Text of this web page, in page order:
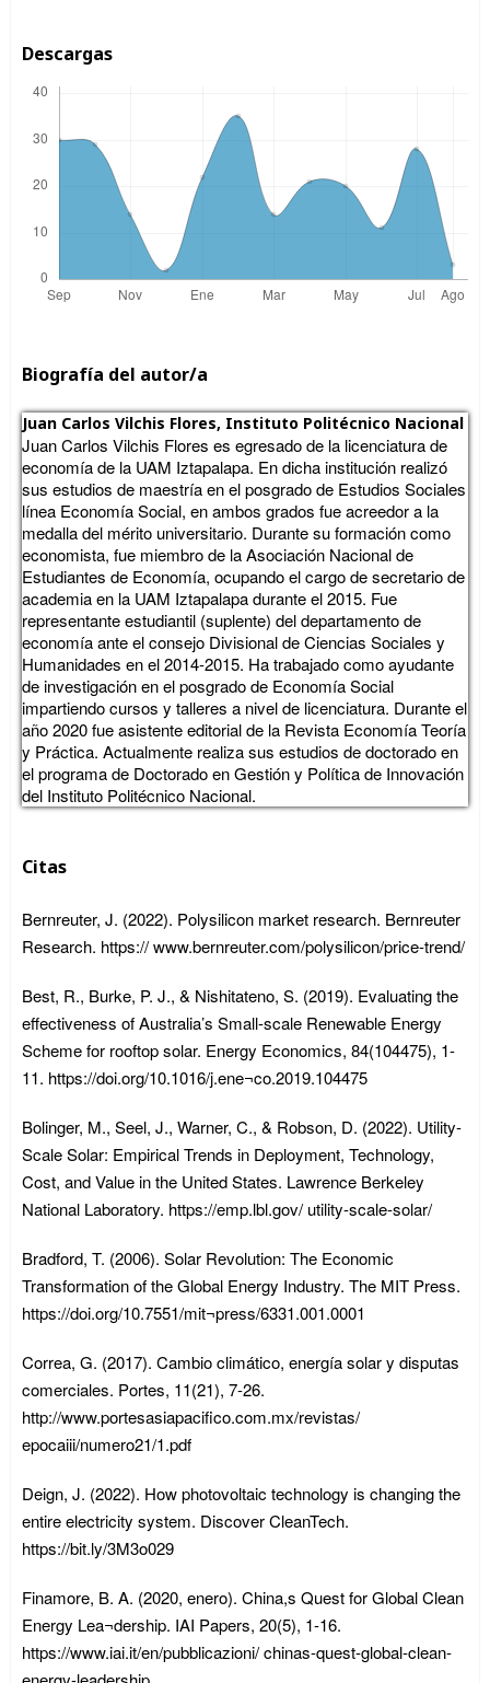
Descargas
Biografía del autor/a
Juan Carlos Vilchis Flores, Instituto Politécnico Nacional
Juan Carlos Vilchis Flores es egresado de la licenciatura de
economía de la UAM Iztapalapa. En dicha institución realizó
sus estudios de maestría en el posgrado de Estudios Sociales
línea Economía Social, en ambos grados fue acreedor a la
medalla del mérito universitario. Durante su formación como
economista, fue miembro de la Asociación Nacional de
Estudiantes de Economía, ocupando el cargo de secretario de
academia en la UAM Iztapalapa durante el 2015. Fue
representante estudiantil (suplente) del departamento de
economía ante el consejo Divisional de Ciencias Sociales y
Humanidades en el 2014-2015. Ha trabajado como ayudante
de investigación en el posgrado de Economía Social
impartiendo cursos y talleres a nivel de licenciatura. Durante el
año 2020 fue asistente editorial de la Revista Economía Teoría
y Práctica. Actualmente realiza sus estudios de doctorado en
el programa de Doctorado en Gestión y Política de Innovación
del Instituto Politécnico Nacional.
Citas
Bernreuter, J. (2022). Polysilicon market research. Bernreuter
Research. https:// www.bernreuter.com/polysilicon/price-trend/
Best, R., Burke, P. J., & Nishitateno, S. (2019). Evaluating the
effectiveness of Australia’s Small-scale Renewable Energy
Scheme for rooftop solar. Energy Economics, 84(104475), 1-
11. https://doi.org/10.1016/j.ene¬co.2019.104475
Bolinger, M., Seel, J., Warner, C., & Robson, D. (2022). Utility-
Scale Solar: Empirical Trends in Deployment, Technology,
Cost, and Value in the United States. Lawrence Berkeley
National Laboratory. https://emp.lbl.gov/ utility-scale-solar/
Bradford, T. (2006). Solar Revolution: The Economic
Transformation of the Global Energy Industry. The MIT Press.
https://doi.org/10.7551/mit¬press/6331.001.0001
Correa, G. (2017). Cambio climático, energía solar y disputas
comerciales. Portes, 11(21), 7-26.
http://www.portesasiapacifico.com.mx/revistas/
epocaiii/numero21/1.pdf
Deign, J. (2022). How photovoltaic technology is changing the
entire electricity system. Discover CleanTech.
https://bit.ly/3M3o029
Finamore, B. A. (2020, enero). China,s Quest for Global Clean
Energy Lea¬dership. IAI Papers, 20(5), 1-16.
https://www.iai.it/en/pubblicazioni/ chinas-quest-global-clean-